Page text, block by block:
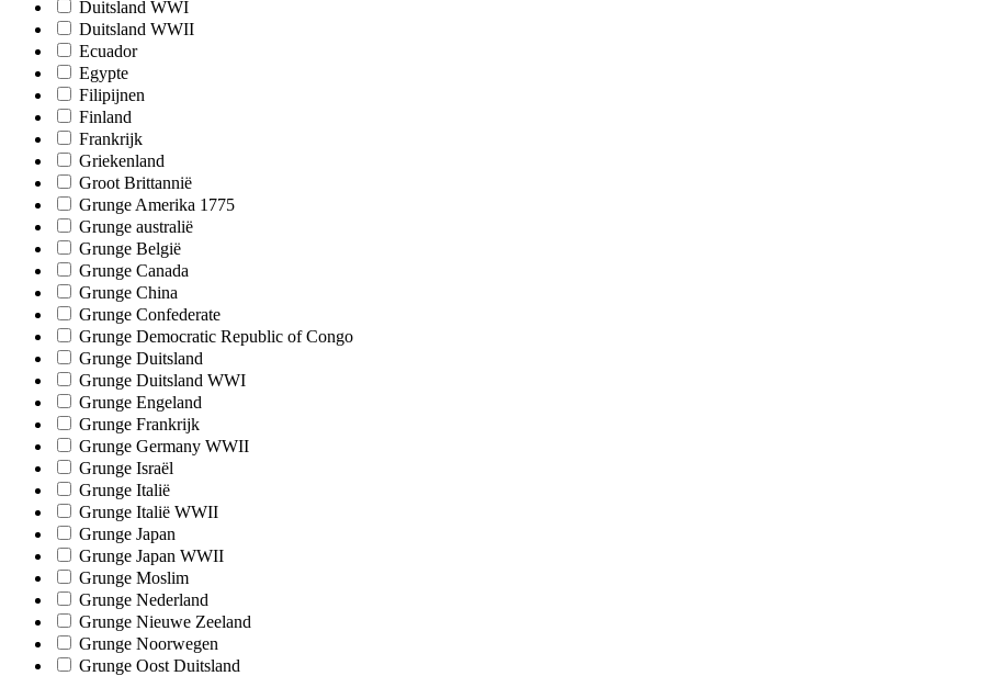
Duitsland WWI
Duitsland WWII
Ecuador
Egypte
Filipijnen
Finland
Frankrijk
Griekenland
Groot Brittannië
Grunge Amerika 1775
Grunge australië
Grunge België
Grunge Canada
Grunge China
Grunge Confederate
Grunge Democratic Republic of Congo
Grunge Duitsland
Grunge Duitsland WWI
Grunge Engeland
Grunge Frankrijk
Grunge Germany WWII
Grunge Israël
Grunge Italië
Grunge Italië WWII
Grunge Japan
Grunge Japan WWII
Grunge Moslim
Grunge Nederland
Grunge Nieuwe Zeeland
Grunge Noorwegen
Grunge Oost Duitsland